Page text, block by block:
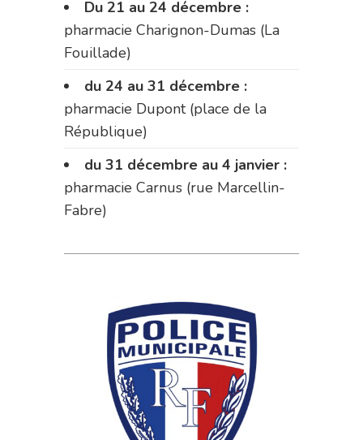
Du 21 au 24 décembre :
pharmacie Charignon-Dumas (La
Fouillade)
du 24 au 31 décembre :
pharmacie Dupont (place de la
République)
du 31 décembre au 4 janvier :
pharmacie Carnus (rue Marcellin-
Fabre)